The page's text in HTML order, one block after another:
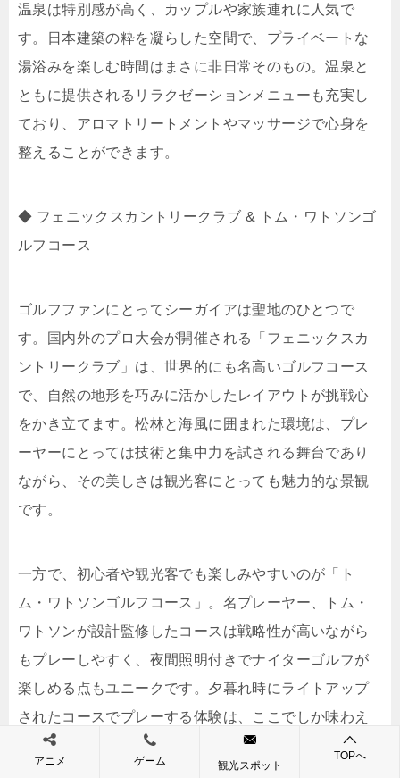
温泉は特別感が高く、カップルや家族連れに人気で
す。日本建築の粋を凝らした空間で、プライベートな
湯浴みを楽しむ時間はまさに非日常そのもの。温泉と
ともに提供されるリラクゼーションメニューも充実し
ており、アロマトリートメントやマッサージで心身を
整えることができます。
◆ フェニックスカントリークラブ & トム・ワトソンゴ
ルフコース
ゴルフファンにとってシーガイアは聖地のひとつで
す。国内外のプロ大会が開催される「フェニックスカ
ントリークラブ」は、世界的にも名高いゴルフコース
で、自然の地形を巧みに活かしたレイアウトが挑戦心
をかき立てます。松林と海風に囲まれた環境は、プレ
ーヤーにとっては技術と集中力を試される舞台であり
ながら、その美しさは観光客にとっても魅力的な景観
です。
一方で、初心者や観光客でも楽しみやすいのが「ト
ム・ワトソンゴルフコース」。名プレーヤー、トム・
ワトソンが設計監修したコースは戦略性が高いながら
もプレーしやすく、夜間照明付きでナイターゴルフが
楽しめる点もユニークです。夕暮れ時にライトアップ
されたコースでプレーする体験は、ここでしか味わえ
ない特別な時間となります。
アニメ ゲーム 観光スポット
TOPへ